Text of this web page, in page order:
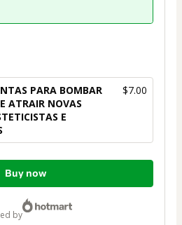
PARA BOMBAR
ATRAIR NOVAS
E
$7.00
Buy now
by